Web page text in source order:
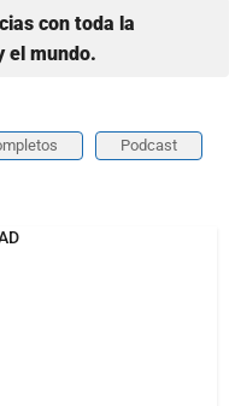
con toda la
el mundo.
Podcast